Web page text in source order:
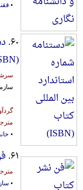
•
۶۰.
(ISBN)
•
۶۱.
•